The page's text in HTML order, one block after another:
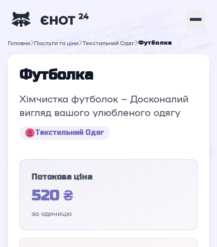
Головна Послуги та ціни Текстильний Одяг Футболка
Футболка
Хімчистка футболок – Досконалий
вигляд вашого улюбленого одягу
Текстильний Одяг
Потокова ціна
520 ₴
за одиницю